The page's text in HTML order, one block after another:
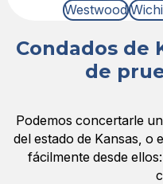
Westwood
Condados de
de
Podemos concertarle
del estado de Kansas, o
fácilmente desde